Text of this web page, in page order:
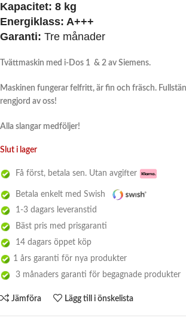
Kapacitet: 8 kg
Energiklass: A+++
Garanti: Tre månader
Tvättmaskin med i-Dos 1 & 2 av Siemens.
Maskinen fungerar felfritt, är fin och fräsch.
rengjord av oss!
Alla slangar medföljer!
Slut i lager
Få först, betala sen. Utan avgifter
Betala enkelt med Swish
1-3 dagars leveranstid
Bäst pris med prisgaranti
14 dagars öppet köp
1 års garanti för nya produkter
3 månaders garanti för begagnade produkter
Jämföra Lägg till i önskelista